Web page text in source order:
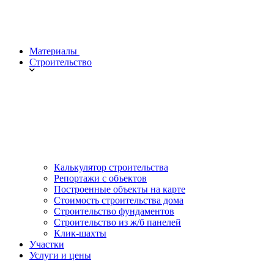
Материалы
Строительство
Калькулятор строительства
Репортажи с объектов
Построенные объекты на карте
Стоимость строительства дома
Строительство фундаментов
Строительство из ж/б панелей
Клик-шахты
Участки
Услуги и цены